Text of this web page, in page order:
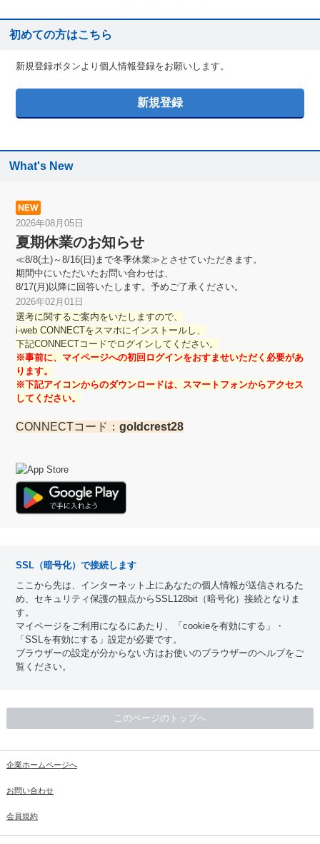
初めての方はこちら
新規登録ボタンより個人情報登録をお願いします。
What's New
2026年08月05日
夏期休業のお知らせ
≪8/8(土)～8/16(日)まで冬季休業≫とさせていただきます。
期間中にいただいたお問い合わせは、
8/17(月)以降に回答いたします。予めご了承ください。
2026年02月01日
選考に関するご案内をいたしますので、
i-web CONNECTをスマホにインストールし、
下記CONNECTコードでログインしてください。
※事前に、マイページへの初回ログインをおすませいただく必要があ
ります。
※下記アイコンからのダウンロードは、スマートフォンからアクセス
してください。
CONNECTコード：goldcrest28
SSL（暗号化）で接続します
ここから先は、インターネット上にあなたの個人情報が送信されるた
め、セキュリティ保護の観点からSSL128bit（暗号化）接続となりま
す。
マイページをご利用になるにあたり、「cookieを有効にする」・
「SSLを有効にする」設定が必要です。
ブラウザーの設定が分からない方はお使いのブラウザーのヘルプをご
覧ください。
このページのトップへ
企業ホームページへ
お問い合わせ
会員規約